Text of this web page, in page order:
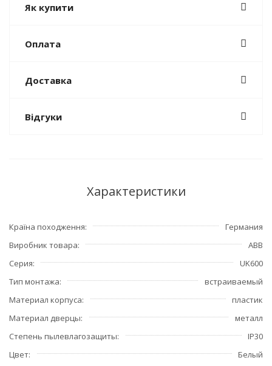
Як купити
Оплата
Доставка
Відгуки
Характеристики
Країна походження
Германия
Виробник товара
ABB
Серия
UK600
Тип монтажа
встраиваемый
Материал корпуса
пластик
Материал дверцы
металл
Степень пылевлагозащиты
IP30
Цвет
Белый